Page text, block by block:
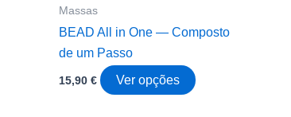
Massas
BEAD All in One — Composto
de um Passo
15,90€ Ver opções
This